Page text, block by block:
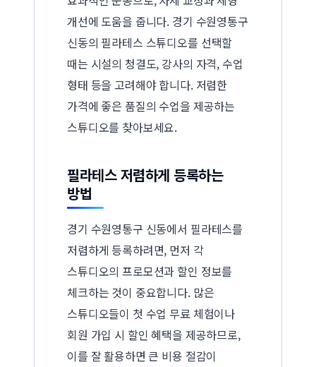
개선에 도움을 줍니다. 경기 수원영통구
신동의 필라테스 스튜디오를 선택할
때는 시설의 청결도, 강사의 자격, 수업
형태 등을 고려해야 합니다. 저렴한
가격에 좋은 품질의 수업을 제공하는
스튜디오를 찾아보세요.
필라테스 저렴하게 등록하는
방법
경기 수원영통구 신동에서 필라테스를
저렴하게 등록하려면, 먼저 각
스튜디오의 프로모션과 할인 정보를
체크하는 것이 중요합니다. 많은
스튜디오들이 첫 수업 무료 체험이나
회원 가입 시 할인 혜택을 제공하므로,
이를 잘 활용하면 큰 비용 절감이